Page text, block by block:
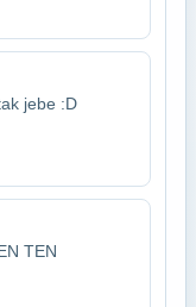
jebe :D
TEN